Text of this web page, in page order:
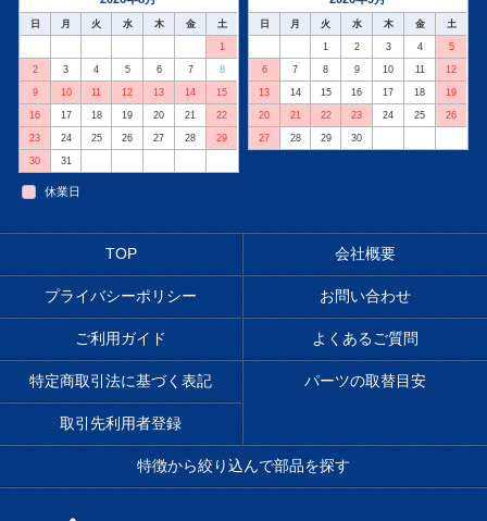
日 月 火 水 木 金 土
1
2 3 4 5 6 7 8
9 10 11 12 13 14 15
16 17 18 19 20 21 22
23 24 25 26 27 28 29
30 31
日 月 火 水 木 金 土
1 2 3 4 5
6 7 8 9 10 11 12
13 14 15 16 17 18 19
20 21 22 23 24 25 26
27 28 29 30
休業日
TOP 会社概要
プライバシーポリシー お問い合わせ
ご利用ガイド よくあるご質問
特定商取引法に基づく表記 パーツの取替目安
取引先利用者登録
特徴から絞り込んで部品を探す